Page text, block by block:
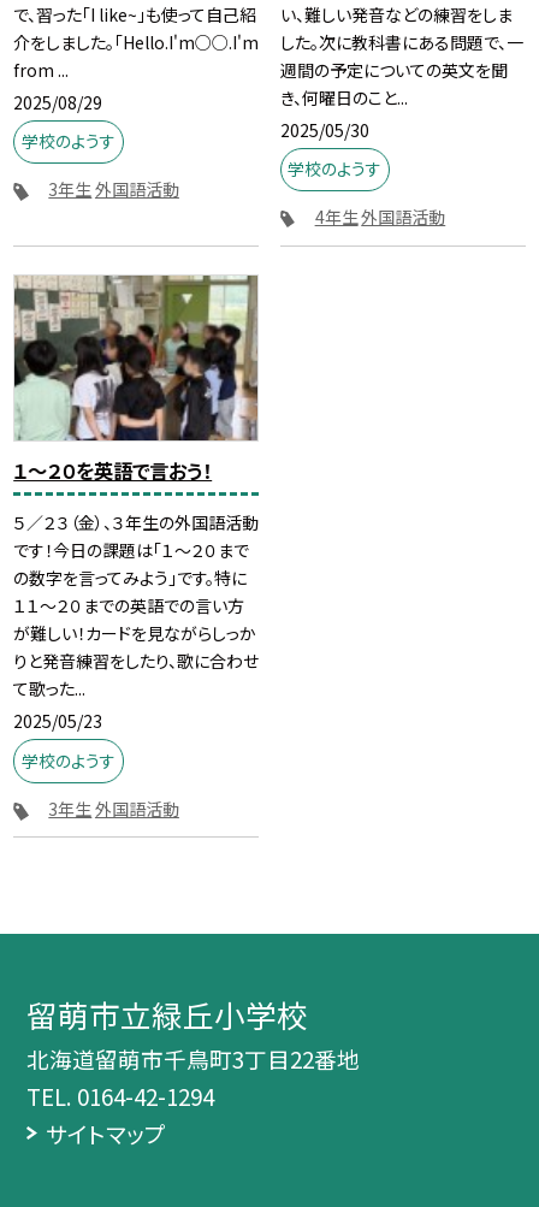
で、習った「I like~」も使って自己紹
介をしました。「Hello.I'm○○.I'm
from ...
2025/08/29
学校のようす
3年生外国語活動
い、難しい発音などの練習をしま
した。次に教科書にある問題で、一
週間の予定についての英文を聞
き、何曜日のこと...
2025/05/30
学校のようす
4年生外国語活動
１～２０を英語で言おう！
５／２３（金）、３年生の外国語活動
です！今日の課題は「１～２０まで
の数字を言ってみよう」です。特に
１１～２０までの英語での言い方
が難しい！カードを見ながらしっか
りと発音練習をしたり、歌に合わせ
て歌った...
2025/05/23
学校のようす
3年生 外国語活動
留萌市立緑丘小学校
北海道留萌市千鳥町3丁目22番地
TEL. 0164-42-1294
サイトマップ